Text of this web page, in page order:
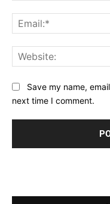
Save my name,
next time I comment.